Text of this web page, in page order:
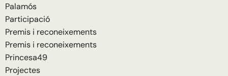
Palamós
Participació
Premis i reconeixements
Premis i reconeixements
Princesa49
Projectes